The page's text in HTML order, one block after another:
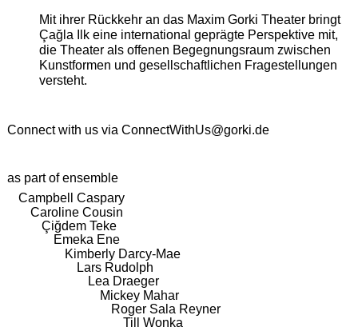
Mit ihrer Rückkehr an das Maxim Gorki Theater bringt
Çağla Ilk eine international geprägte Perspektive mit,
die Theater als offenen Begegnungsraum zwischen
Kunstformen und gesellschaftlichen Fragestellungen
versteht.
Connect with us via ConnectWithUs@gorki.de
as part of ensemble
Campbell Caspary
Caroline Cousin
Çiğdem Teke
Emeka Ene
Kimberly Darcy-Mae
Lars Rudolph
Lea Draeger
Mickey Mahar
Roger Sala Reyner
Till Wonka